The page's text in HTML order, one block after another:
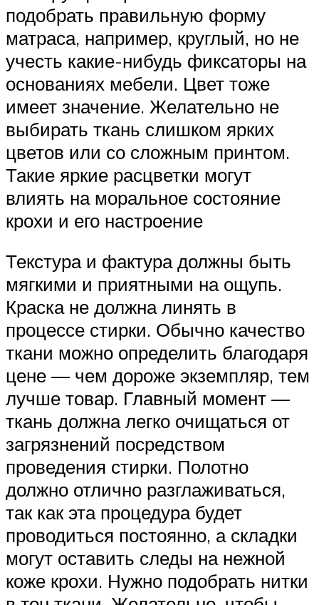
подобрать правильную форму
матраса, например, круглый, но не
учесть какие-нибудь фиксаторы на
основаниях мебели. Цвет тоже
имеет значение. Желательно не
выбирать ткань слишком ярких
цветов или со сложным принтом.
Такие яркие расцветки могут
влиять на моральное состояние
крохи и его настроение
Текстура и фактура должны быть
мягкими и приятными на ощупь.
Краска не должна линять в
процессе стирки. Обычно качество
ткани можно определить благодаря
цене — чем дороже экземпляр, тем
лучше товар. Главный момент —
ткань должна легко очищаться от
загрязнений посредством
проведения стирки. Полотно
должно отлично разглаживаться,
так как эта процедура будет
проводиться постоянно, а складки
могут оставить следы на нежной
коже крохи. Нужно подобрать нитки